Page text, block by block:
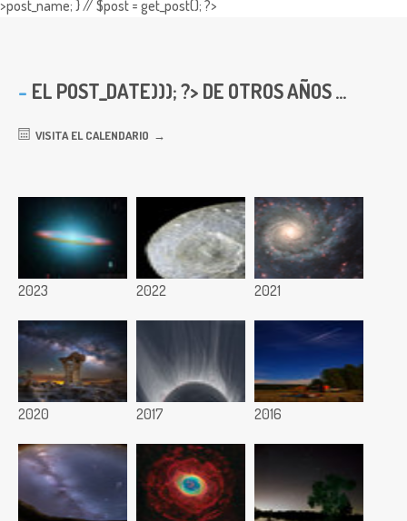
>post_name; } // $post = get_post(); ?>
EL POST_DATE))); ?> DE OTROS AÑOS ...
VISITA EL CALENDARIO
2023 2022 2021
2020 2017 2016